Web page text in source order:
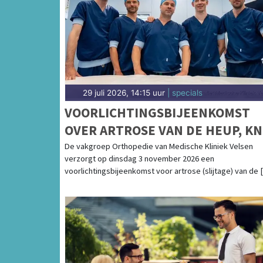
29 juli 2026, 14:15 uur | specials
VOORLICHTINGSBIJEENKOMST
OVER ARTROSE VAN DE HEUP,
EN SCHOUDER IN MEDISCHE
KLINIEK VELSEN
De vakgroep Orthopedie van Medische Kliniek Velsen
verzorgt op dinsdag 3 november 2026 een
voorlichtingsbijeenkomst voor artrose (slijtage) van de